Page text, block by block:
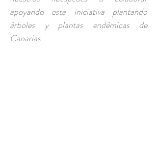
apoyando esta iniciativa plantando
árboles y plantas endémicas de
Canarias